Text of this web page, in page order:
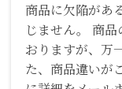
商品に欠陥があ
じません。 商
おりますが、万
た、商品違いが